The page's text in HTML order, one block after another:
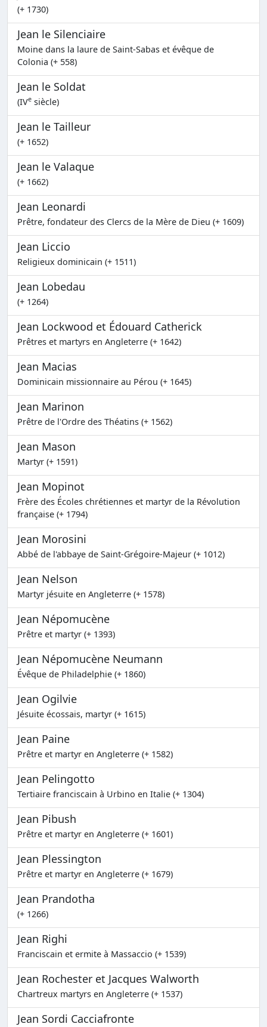
(+ 1730)
Jean le Silenciaire
Moine dans la laure de Saint-Sabas et évêque de
Colonia (+ 558)
Jean le Soldat
(IVe siècle)
Jean le Tailleur
(+ 1652)
Jean le Valaque
(+ 1662)
Jean Leonardi
Prêtre, fondateur des Clercs de la Mère de Dieu (+ 1609)
Jean Liccio
Religieux dominicain (+ 1511)
Jean Lobedau
(+ 1264)
Jean Lockwood et Édouard Catherick
Prêtres et martyrs en Angleterre (+ 1642)
Jean Macias
Dominicain missionnaire au Pérou (+ 1645)
Jean Marinon
Prêtre de l'Ordre des Théatins (+ 1562)
Jean Mason
Martyr (+ 1591)
Jean Mopinot
Frère des Écoles chrétiennes et martyr de la Révolution
française (+ 1794)
Jean Morosini
Abbé de l'abbaye de Saint-Grégoire-Majeur (+ 1012)
Jean Nelson
Martyr jésuite en Angleterre (+ 1578)
Jean Népomucène
Prêtre et martyr (+ 1393)
Jean Népomucène Neumann
Évêque de Philadelphie (+ 1860)
Jean Ogilvie
Jésuite écossais, martyr (+ 1615)
Jean Paine
Prêtre et martyr en Angleterre (+ 1582)
Jean Pelingotto
Tertiaire franciscain à Urbino en Italie (+ 1304)
Jean Pibush
Prêtre et martyr en Angleterre (+ 1601)
Jean Plessington
Prêtre et martyr en Angleterre (+ 1679)
Jean Prandotha
(+ 1266)
Jean Righi
Franciscain et ermite à Massaccio (+ 1539)
Jean Rochester et Jacques Walworth
Chartreux martyrs en Angleterre (+ 1537)
Jean Sordi Cacciafronte